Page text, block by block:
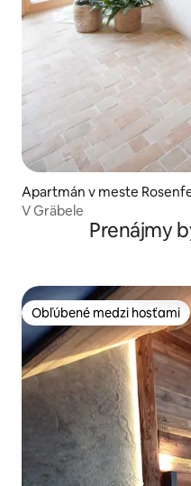
Apartmán v meste
V Gräbele
Prenájmy
Obľúbené medzi hosťami
Obľúbené medzi hosťami